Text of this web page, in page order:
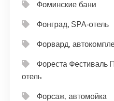
Фоминские бани
Фонград, SPA-отель
Форвард,
Фореста Фестиваль
отель
Форсаж, автомойка